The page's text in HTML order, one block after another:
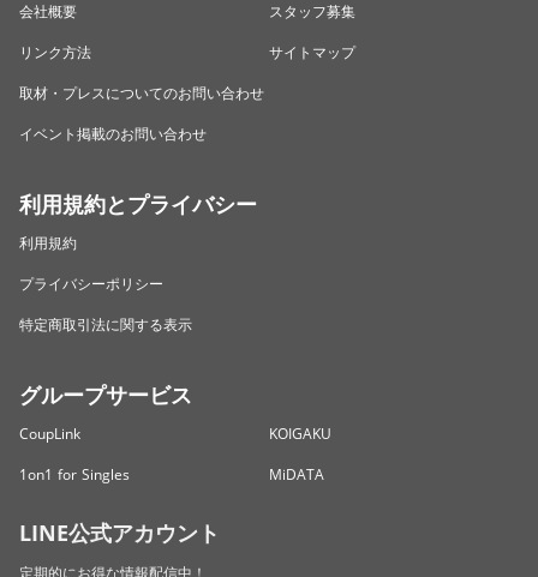
会社概要
スタッフ募集
リンク方法
サイトマップ
取材・プレスについてのお問い合わせ
イベント掲載のお問い合わせ
利用規約とプライバシー
利用規約
プライバシーポリシー
特定商取引法に関する表示
グループサービス
CoupLink
KOIGAKU
1on1 for Singles
MiDATA
LINE公式アカウント
定期的にお得な情報配信中！